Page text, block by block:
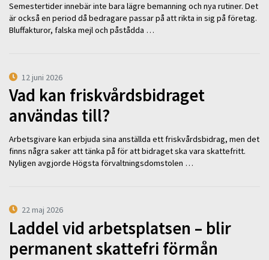
Semestertider innebär inte bara lägre bemanning och nya rutiner. Det
är också en period då bedragare passar på att rikta in sig på företag.
Bluffakturor, falska mejl och påstådda …
12 juni 2026
Vad kan friskvårdsbidraget
användas till?
Arbetsgivare kan erbjuda sina anställda ett friskvårdsbidrag, men det
finns några saker att tänka på för att bidraget ska vara skattefritt.
Nyligen avgjorde Högsta förvaltningsdomstolen …
22 maj 2026
Laddel vid arbetsplatsen – blir
permanent skattefri förmån